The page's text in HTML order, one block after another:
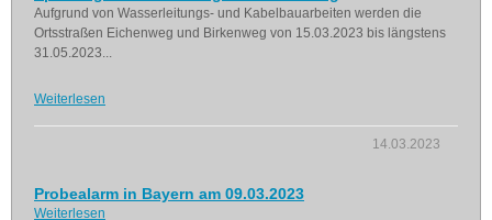
Aufgrund von Wasserleitungs- und Kabelbauarbeiten werden die
Ortsstraßen Eichenweg und Birkenweg von 15.03.2023 bis längstens
31.05.2023...
Weiterlesen
14.03.2023
Probealarm in Bayern am 09.03.2023
Weiterlesen